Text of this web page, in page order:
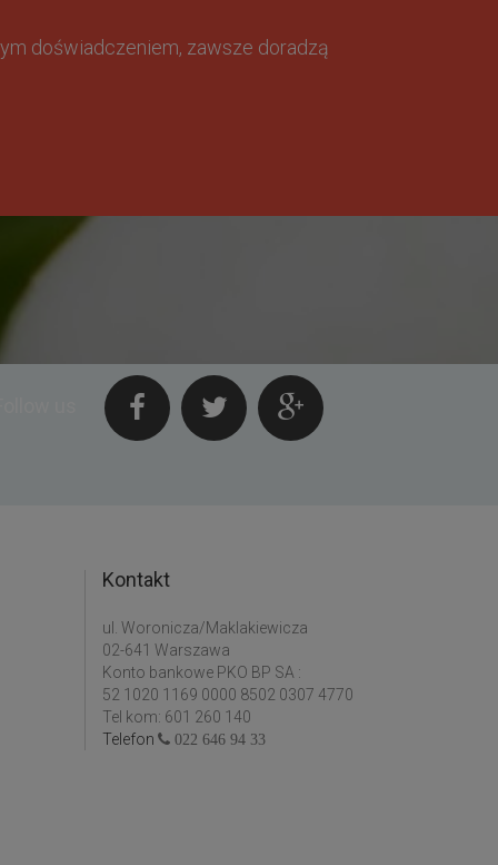
doświadczeniem, zawsze doradzą
Kontakt
ul. Woronicza/Maklakiewicza
02-641 Warszawa
Konto bankowe PKO BP SA :
52 1020 1169 0000 8502 0307 4770
Tel kom: 601 260 140
Telefon
022 646 94 33